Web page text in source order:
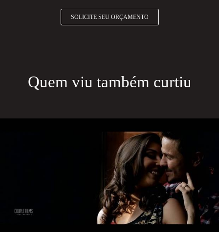
SOLICITE SEU ORÇAMENTO
Quem viu também curtiu